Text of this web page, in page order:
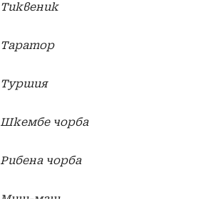
Тиквеник
Таратор
Туршия
Шкембе чорба
Рибена чорба